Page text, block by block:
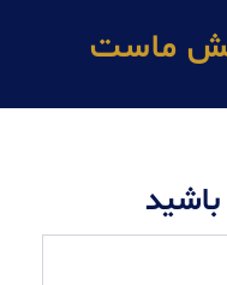
ماست
باشید